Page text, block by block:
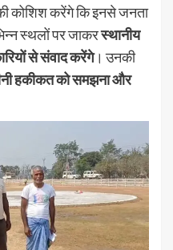
कोशिश करेंगे कि इनसे जनता
स्थलों पर जाकरस्थानीय
से संवाद करेंगे। उनकी
हकीकत को समझना और